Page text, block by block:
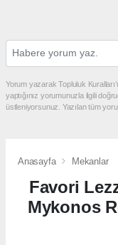
Yorum yazarak Topluluk
yaptığınız yorumunuzla ilgili
üstleniyorsunuz. Yazılan tüm
Anasayfa Mekanlar
Favori
Mykonos